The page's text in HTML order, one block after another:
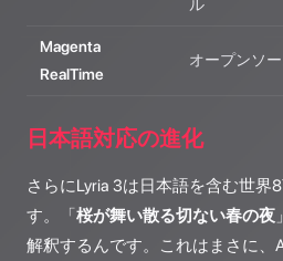
ル
Magenta
RealTime
オープンソ
日本語対応の進化
さらにLyria 3は日本語を含む世
す。「桜が舞い散る切ない春の夜
解釈するんです。これはまさに